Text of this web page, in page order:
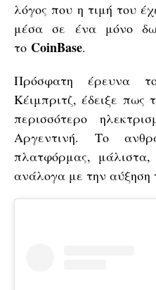
λόγος που η τιμή του
μέσα σε ένα μόνο
το CoinBase.
Πρόσφατη έρευνα
Κέιμπριτζ, έδειξε πως
περισσότερο
Αργεντινή. Το
πλατφόρμας, μάλιστα,
ανάλογα με την αύξηση